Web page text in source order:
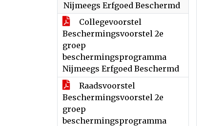
Nijmeegs Erfgoed Beschermd
Collegevoorstel
Beschermingsvoorstel 2e
groep
beschermingsprogramma
Nijmeegs Erfgoed Beschermd
Raadsvoorstel
Beschermingsvoorstel 2e
groep
beschermingsprogramma